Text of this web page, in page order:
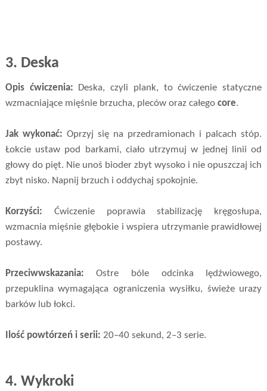
3. Deska
Opis ćwiczenia: Deska, czyli plank, to ćwiczenie statyczne
wzmacniające mięśnie brzucha, pleców oraz całego core.
Jak wykonać: Oprzyj się na przedramionach i palcach stóp.
Łokcie ustaw pod barkami, ciało utrzymuj w jednej linii od
głowy do pięt. Nie unoś bioder zbyt wysoko i nie opuszczaj ich
zbyt nisko. Napnij brzuch i oddychaj spokojnie.
Korzyści: Ćwiczenie poprawia stabilizację kręgosłupa,
wzmacnia mięśnie głębokie i wspiera utrzymanie prawidłowej
postawy.
Przeciwwskazania: Ostre bóle odcinka lędźwiowego,
przepuklina wymagająca ograniczenia wysiłku, świeże urazy
barków lub łokci.
Ilość powtórzeń i serii: 20–40 sekund, 2–3 serie.
4. Wykroki